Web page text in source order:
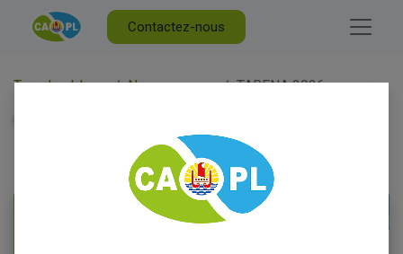
Contactez-nous
Tous les blogs Nos ouvrages TARENA 2026
TARENA 2026
par Marc FABRESSE